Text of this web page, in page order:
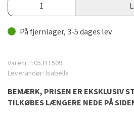
På fjernlager, 3-5 dages lev.
Varenr: 105311509
Leverandør: Isabella
BEMÆRK, PRISEN ER EKSKLUSIV
TILKØBES LÆNGERE NEDE PÅ